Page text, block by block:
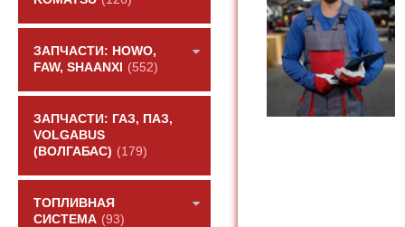
ЗАПЧАСТИ: HOWO,
FAW, SHAANXI
(552)
ЗАПЧАСТИ: ГАЗ, ПАЗ,
VOLGABUS
(ВОЛГАБАС) (179)
ТОПЛИВНАЯ
СИСТЕМА (93)